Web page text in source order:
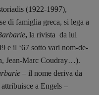
(1922-1997),
di famiglia greca, si lega a
, la rivista da lui
e il ‘67 sotto vari nom-de-
Jean-Marc Coudray…).
– il nome deriva da
a Engels –